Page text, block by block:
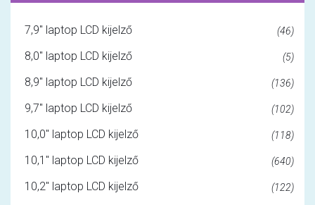
7,9" laptop LCD kijelző (46)
8,0" laptop LCD kijelző (5)
8,9" laptop LCD kijelző (136)
9,7" laptop LCD kijelző (102)
10,0" laptop LCD kijelző (118)
10,1" laptop LCD kijelző (640)
10,2" laptop LCD kijelző (122)